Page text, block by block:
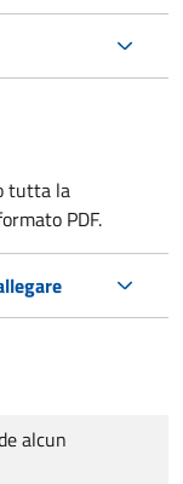
tutta la
PDF.
alcun